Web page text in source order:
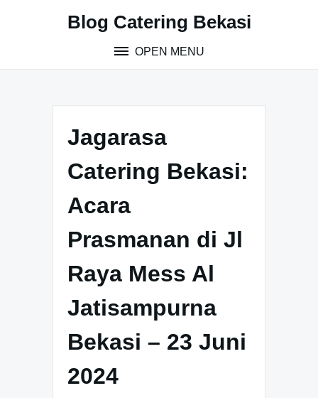
Blog Catering Bekasi
OPEN MENU
Jagarasa
Catering Bekasi:
Acara
Prasmanan di Jl
Raya Mess Al
Jatisampurna
Bekasi – 23 Juni
2024